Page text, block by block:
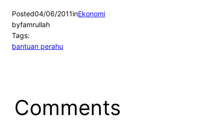
Posted04/06/2011inEkonomi
byfamrullah
Tags:
bantuan perahu
Comments